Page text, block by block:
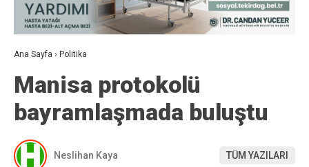
Ana Sayfa › Politika
Manisa protokolü
bayramlaşmada buluştu
Neslihan Kaya TÜM YAZILARI